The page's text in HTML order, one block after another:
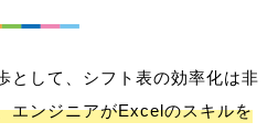
として、シフト表の効率化は非
エンジニアがExcelのスキルを